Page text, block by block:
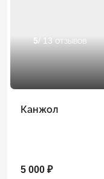
5/ 13 отзывов
Канжол
5 000 ₽